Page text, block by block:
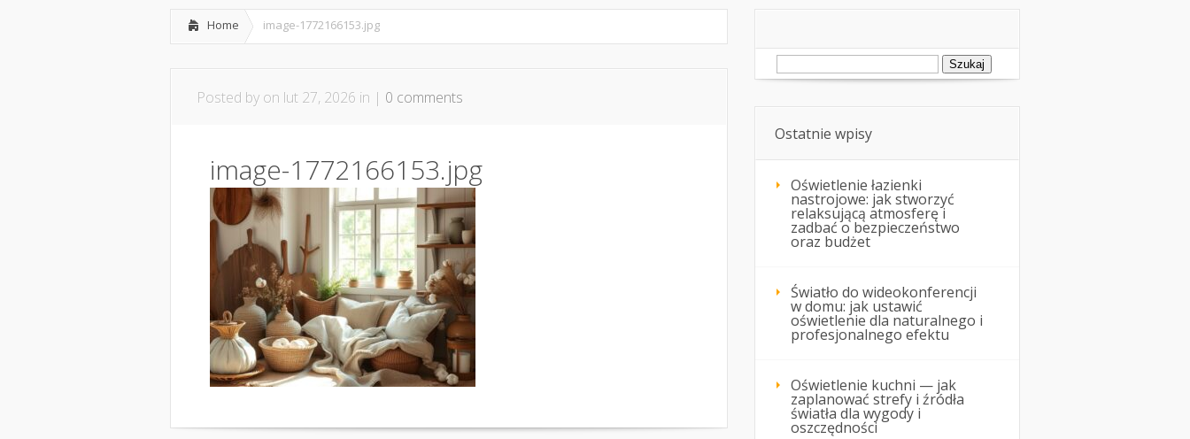
Home image-1772166153.jpg
Posted by on lut 27, 2026 in | 0 comments
image-1772166153.jpg
Szukaj:
Ostatnie wpisy
Oświetlenie łazienki
nastrojowe: jak stworzyć
relaksującą atmosferę i
zadbać o bezpieczeństwo
oraz budżet
Światło do wideokonferencji
w domu: jak ustawić
oświetlenie dla naturalnego i
profesjonalnego efektu
Oświetlenie kuchni — jak
zaplanować strefy i źródła
światła dla wygody i
oszczędności